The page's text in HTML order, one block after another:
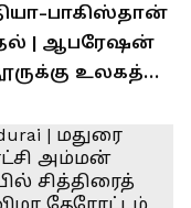
பாகிஸ்தான்
| ஆபரேஷன்
உலகத்
என்ன?